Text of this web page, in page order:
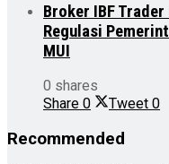
Broker IBF
Regulasi
MUI
0 shares
Share 0 Tweet 0
Recommended